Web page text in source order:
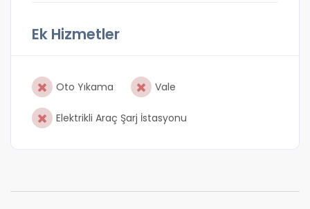
Ek Hizmetler
Oto Yıkama Vale
Elektrikli Araç Şarj İstasyonu